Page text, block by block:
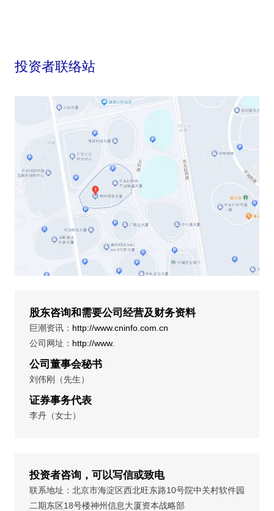
投资者联络站
股东咨询和需要公司经营及财务资料
巨潮资讯： http://www.cninfo.com.cn
公司网址： http://www.
公司董事会秘书
刘伟刚（先生）
证券事务代表
李丹（女士）
投资者咨询，可以写信或致电
联系地址：北京市海淀区西北旺东路10号院中关村软件园
二期东区18号楼神州信息大厦资本战略部